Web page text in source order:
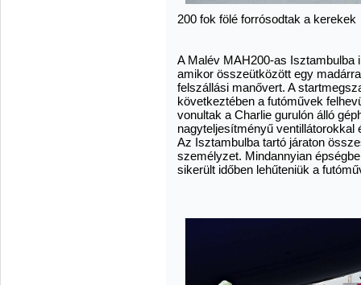
200 fok fölé forrósodtak a kerekek
A Malév MAH200-as Isztambulba
amikor összeütközött egy
felszállási manővert. A
következtében a futóművek
vonultak a Charlie gurulón álló
nagyteljesítményű ventillátorokkal
Az Isztambulba tartó járaton
személyzet. Mindannyian
sikerült időben lehűteniük a